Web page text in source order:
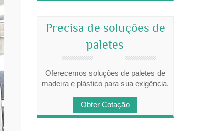
Precisa de soluções de
paletes
Oferecemos soluções de paletes de
madeira e plástico para sua exigência.
Obter Cotação